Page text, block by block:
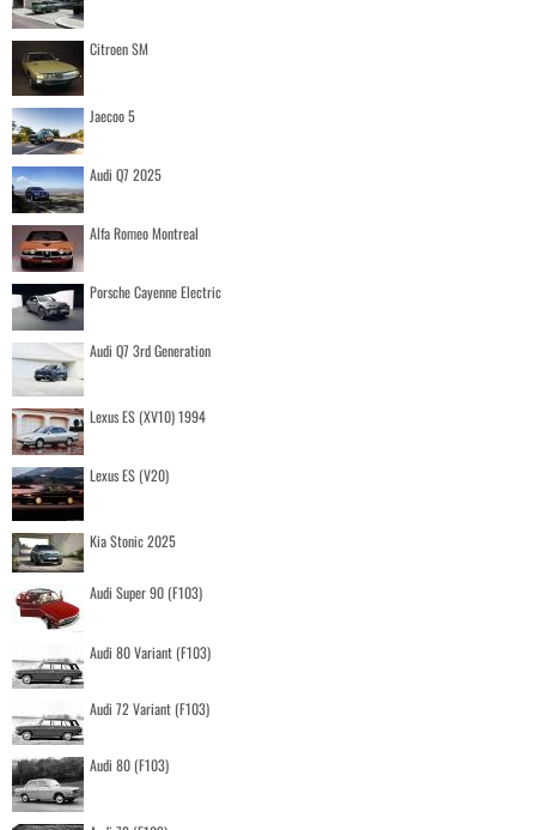
Citroen SM
Jaecoo 5
Audi Q7 2025
Alfa Romeo Montreal
Porsche Cayenne Electric
Audi Q7 3rd Generation
Lexus ES (XV10) 1994
Lexus ES (V20)
Kia Stonic 2025
Audi Super 90 (F103)
Audi 80 Variant (F103)
Audi 72 Variant (F103)
Audi 80 (F103)